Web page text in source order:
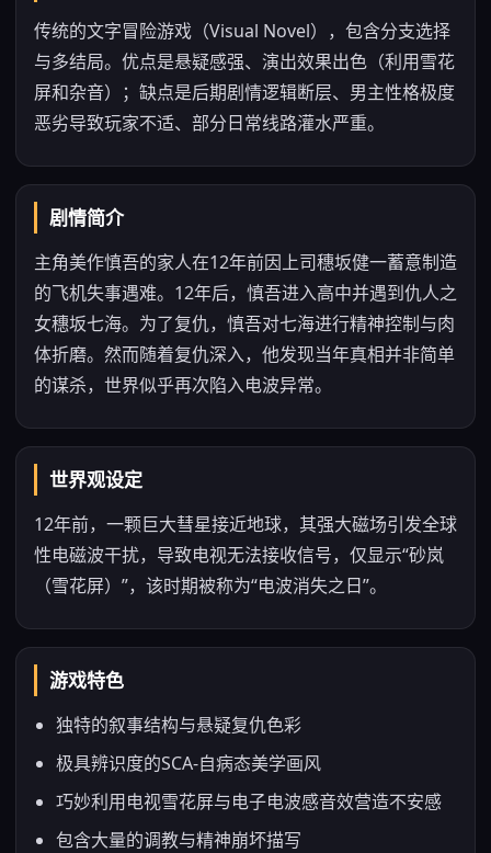
传统的文字冒险游戏（Visual Novel），包含分支选择
与多结局。优点是悬疑感强、演出效果出色（利用雪花
屏和杂音）；缺点是后期剧情逻辑断层、男主性格极度
恶劣导致玩家不适、部分日常线路灌水严重。
剧情简介
主角美作慎吾的家人在12年前因上司穗坂健一蓄意制造
的飞机失事遇难。12年后，慎吾进入高中并遇到仇人之
女穗坂七海。为了复仇，慎吾对七海进行精神控制与肉
体折磨。然而随着复仇深入，他发现当年真相并非简单
的谋杀，世界似乎再次陷入电波异常。
世界观设定
12年前，一颗巨大彗星接近地球，其强大磁场引发全球
性电磁波干扰，导致电视无法接收信号，仅显示“砂岚
（雪花屏）”，该时期被称为“电波消失之日”。
游戏特色
独特的叙事结构与悬疑复仇色彩
极具辨识度的SCA-自病态美学画风
巧妙利用电视雪花屏与电子电波感音效营造不安感
包含大量的调教与精神崩坏描写